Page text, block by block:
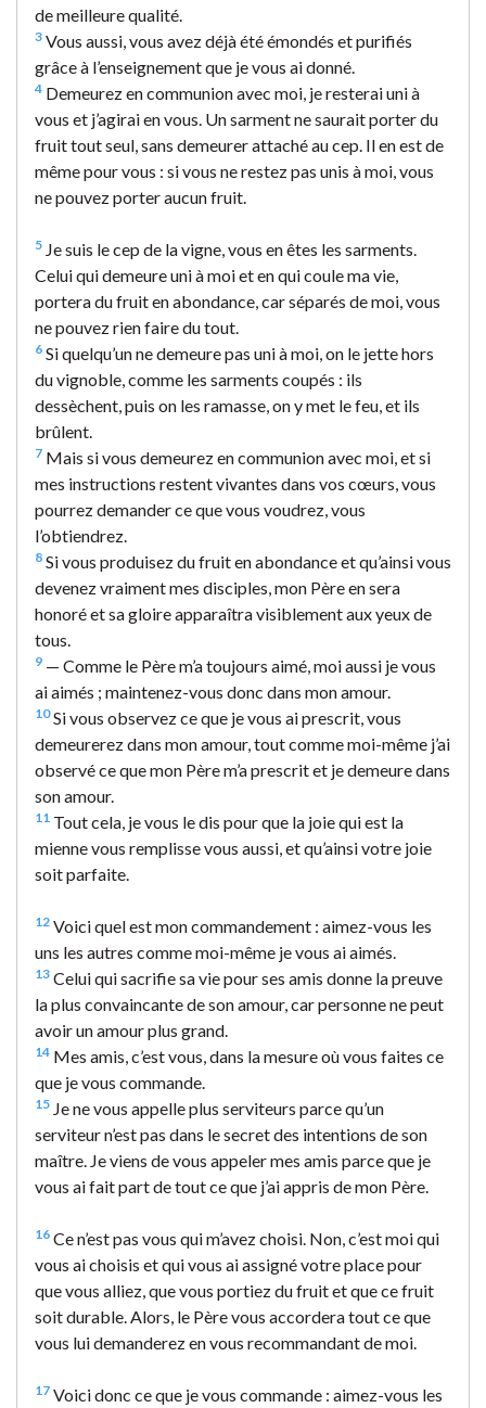
de meilleure qualité.
3 Vous aussi, vous avez déjà été émondés et purifiés
grâce à l’enseignement que je vous ai donné.
4 Demeurez en communion avec moi, je resterai uni à
vous et j’agirai en vous. Un sarment ne saurait porter du
fruit tout seul, sans demeurer attaché au cep. Il en est de
même pour vous : si vous ne restez pas unis à moi, vous
ne pouvez porter aucun fruit.
5 Je suis le cep de la vigne, vous en êtes les sarments.
Celui qui demeure uni à moi et en qui coule ma vie,
portera du fruit en abondance, car séparés de moi, vous
ne pouvez rien faire du tout.
6 Si quelqu’un ne demeure pas uni à moi, on le jette hors
du vignoble, comme les sarments coupés : ils
dessèchent, puis on les ramasse, on y met le feu, et ils
brûlent.
7 Mais si vous demeurez en communion avec moi, et si
mes instructions restent vivantes dans vos cœurs, vous
pourrez demander ce que vous voudrez, vous
l’obtiendrez.
8 Si vous produisez du fruit en abondance et qu’ainsi vous
devenez vraiment mes disciples, mon Père en sera
honoré et sa gloire apparaîtra visiblement aux yeux de
tous.
9 — Comme le Père m’a toujours aimé, moi aussi je vous
ai aimés ; maintenez-vous donc dans mon amour.
10Si vous observez ce que je vous ai prescrit, vous
demeurerez dans mon amour, tout comme moi-même j’ai
observé ce que mon Père m’a prescrit et je demeure dans
son amour.
11 Tout cela, je vous le dis pour que la joie qui est la
mienne vous remplisse vous aussi, et qu’ainsi votre joie
soit parfaite.
12 Voici quel est mon commandement : aimez-vous les
uns les autres comme moi-même je vous ai aimés.
13 Celui qui sacrifie sa vie pour ses amis donne la preuve
la plus convaincante de son amour, car personne ne peut
avoir un amour plus grand.
14 Mes amis, c’est vous, dans la mesure où vous faites ce
que je vous commande.
15 Je ne vous appelle plus serviteurs parce qu’un
serviteur n’est pas dans le secret des intentions de son
maître. Je viens de vous appeler mes amis parce que je
vous ai fait part de tout ce que j’ai appris de mon Père.
16 Ce n’est pas vous qui m’avez choisi. Non, c’est moi qui
vous ai choisis et qui vous ai assigné votre place pour
que vous alliez, que vous portiez du fruit et que ce fruit
soit durable. Alors, le Père vous accordera tout ce que
vous lui demanderez en vous recommandant de moi.
17 Voici donc ce que je vous commande : aimez-vous les